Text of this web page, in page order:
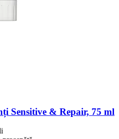
Sensitive & Repair, 75 ml